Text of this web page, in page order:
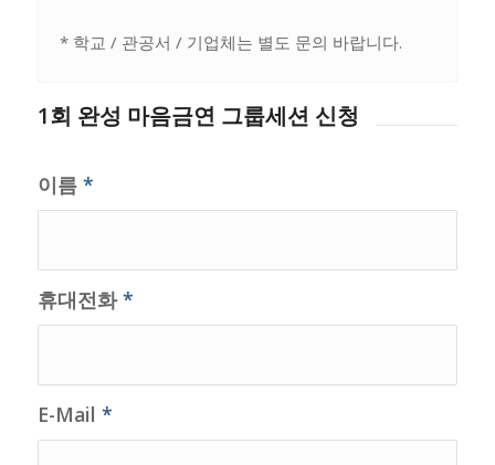
* 학교 / 관공서 / 기업체는 별도 문의 바랍니다.
1회 완성 마음금연 그룹세션 신청
이름 *
휴대전화*
E-Mail *